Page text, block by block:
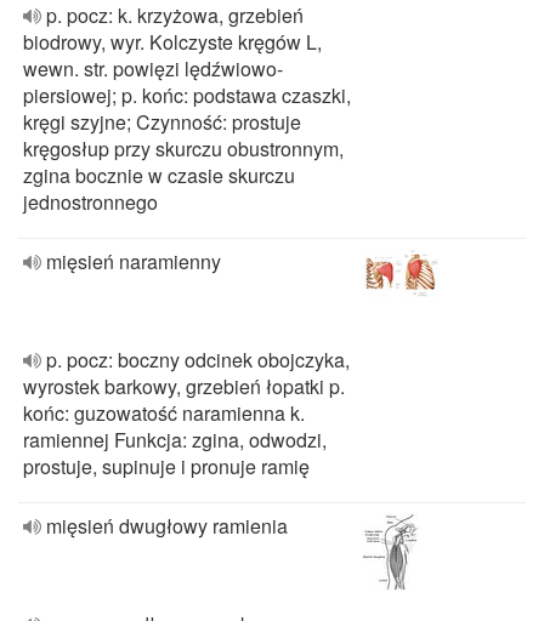
p. pocz: k. krzyżowa, grzebień
biodrowy, wyr. Kolczyste kręgów L,
wewn. str. powięzi lędźwiowo-
piersiowej; p. końc: podstawa czaszki,
kręgi szyjne; Czynność: prostuje
kręgosłup przy skurczu obustronnym,
zgina bocznie w czasie skurczu
jednostronnego
mięsień naramienny
p. pocz: boczny odcinek obojczyka,
wyrostek barkowy, grzebień łopatki p.
końc: guzowatość naramienna k.
ramiennej Funkcja: zgina, odwodzi,
prostuje, supinuje i pronuje ramię
mięsień dwugłowy ramienia